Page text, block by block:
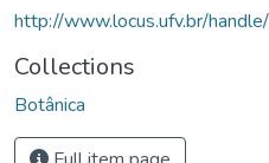
http://www.locus.ufv.br/
Collections
Botânica